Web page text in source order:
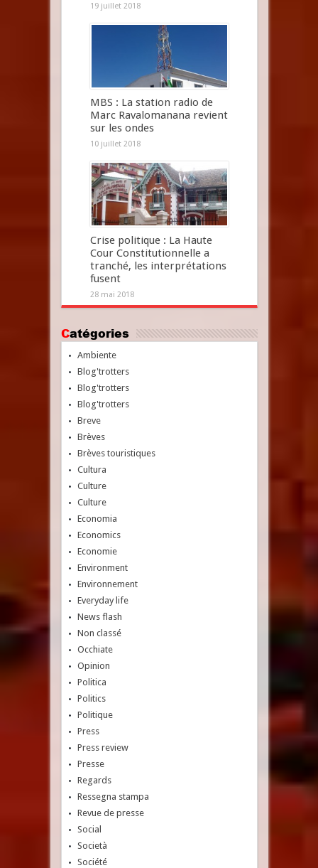
19 juillet 2018
MBS : La station radio de
Marc Ravalomanana revient
sur les ondes
10 juillet 2018
Crise politique : La Haute
Cour Constitutionnelle a
tranché, les interprétations
fusent
28 mai 2018
Catégories
Ambiente
Blog'trotters
Blog'trotters
Blog'trotters
Breve
Brèves
Brèves touristiques
Cultura
Culture
Culture
Economia
Economics
Economie
Environment
Environnement
Everyday life
News flash
Non classé
Occhiate
Opinion
Politica
Politics
Politique
Press
Press review
Presse
Regards
Ressegna stampa
Revue de presse
Social
Società
Société